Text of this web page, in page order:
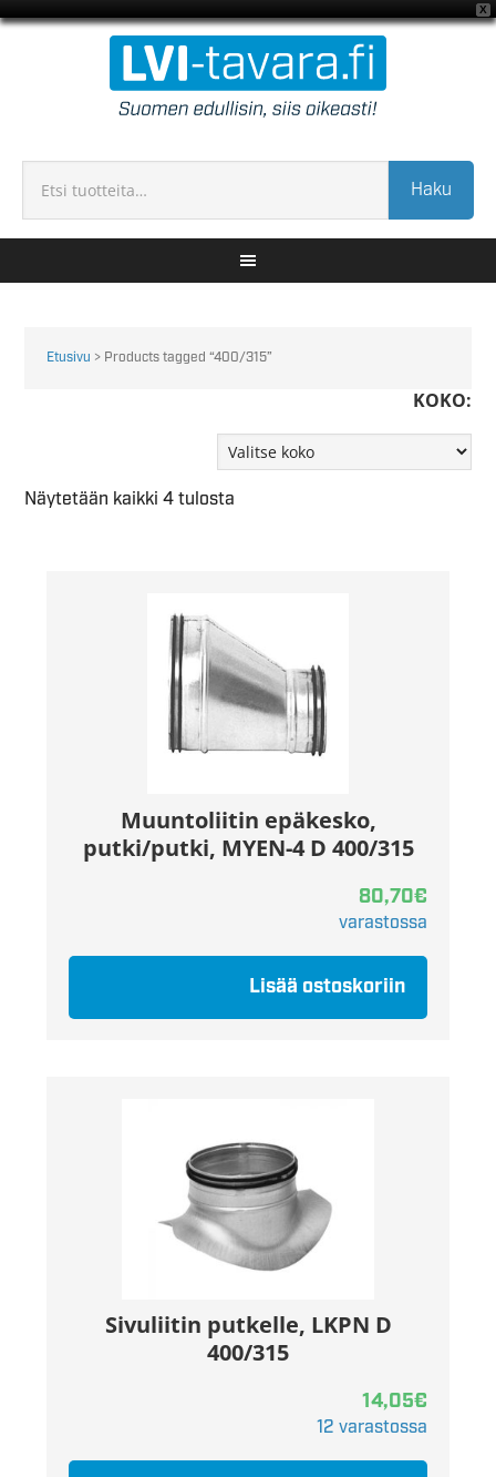
X
Haku
Etusivu > Products tagged “400/315”
KOKO:
Näytetään kaikki 4 tulosta
Muuntoliitin epäkesko,
putki/putki, MYEN-4 D 400/315
80,70€
varastossa
Lisää ostoskoriin
Sivuliitin putkelle, LKPN D
400/315
14,05€
12 varastossa